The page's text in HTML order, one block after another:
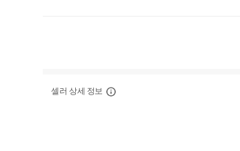
셀러 상세 정보